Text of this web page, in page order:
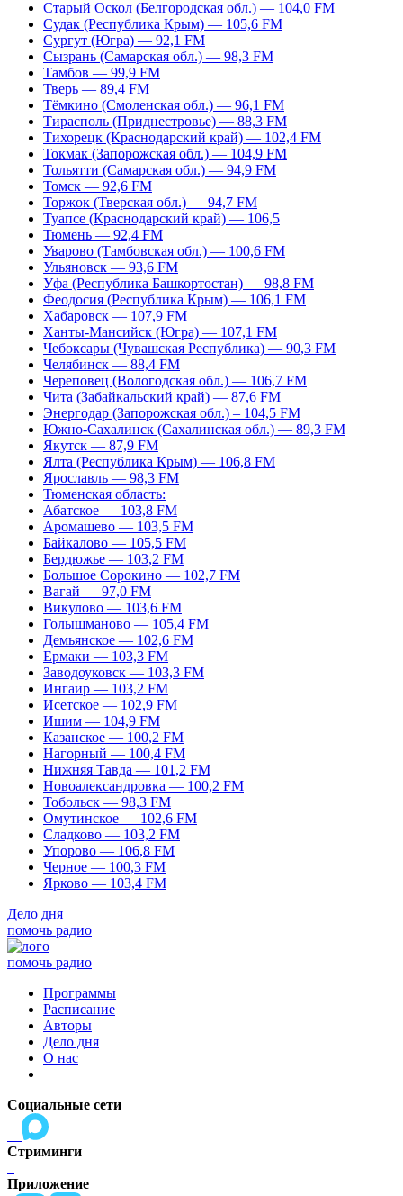
Старый Оскол (Белгородская обл.) — 104,0 FM
Судак (Республика Крым) — 105,6 FM
Сургут (Югра) — 92,1 FM
Сызрань (Самарская обл.) — 98,3 FM
Тамбов — 99,9 FM
Тверь — 89,4 FM
Тёмкино (Смоленская обл.) — 96,1 FM
Тирасполь (Приднестровье) — 88,3 FM
Тихорецк (Краснодарский край) — 102,4 FM
Токмак (Запорожская обл.) — 104,9 FM
Тольятти (Самарская обл.) — 94,9 FM
Томск — 92,6 FM
Торжок (Тверская обл.) — 94,7 FM
Туапсе (Краснодарский край) — 106,5
Тюмень — 92,4 FM
Уварово (Тамбовская обл.) — 100,6 FM
Ульяновск — 93,6 FM
Уфа (Республика Башкортостан) — 98,8 FM
Феодосия (Республика Крым) — 106,1 FM
Хабаровск — 107,9 FM
Ханты-Мансийск (Югра) — 107,1 FM
Чебоксары (Чувашская Республика) — 90,3 FM
Челябинск — 88,4 FM
Череповец (Вологодская обл.) — 106,7 FM
Чита (Забайкальский край) — 87,6 FM
Энергодар (Запорожская обл.) – 104,5 FM
Южно-Сахалинск (Сахалинская обл.) — 89,3 FM
Якутск — 87,9 FM
Ялта (Республика Крым) — 106,8 FM
Ярославль — 98,3 FM
Тюменская область:
Абатское — 103,8 FM
Аромашево — 103,5 FM
Байкалово — 105,5 FM
Бердюжье — 103,2 FM
Большое Сорокино — 102,7 FM
Вагай — 97,0 FM
Викулово — 103,6 FM
Голышманово — 105,4 FM
Демьянское — 102,6 FM
Ермаки — 103,3 FM
Заводоуковск — 103,3 FM
Ингаир — 103,2 FM
Исетское — 102,9 FM
Ишим — 104,9 FM
Казанское — 100,2 FM
Нагорный — 100,4 FM
Нижняя Тавда — 101,2 FM
Новоалександровка — 100,2 FM
Тобольск — 98,3 FM
Омутинское — 102,6 FM
Сладково — 103,2 FM
Упорово — 106,8 FM
Черное — 100,3 FM
Ярково — 103,4 FM
Дело дня
помочь радио
помочь радио
Программы
Расписание
Авторы
Дело дня
О нас
Социальные сети
Стриминги
Приложение